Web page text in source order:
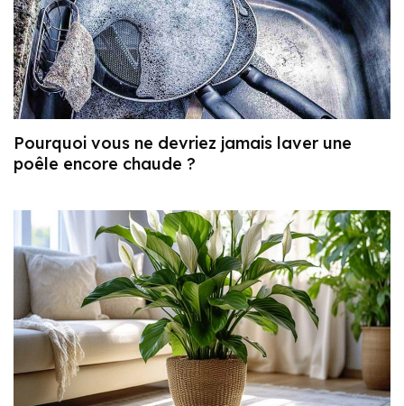
Pourquoi vous ne devriez jamais laver une
poêle encore chaude ?